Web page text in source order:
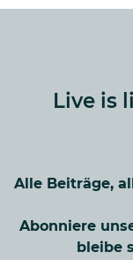
Live is
Alle Beiträge,
Abonniere
bleibe